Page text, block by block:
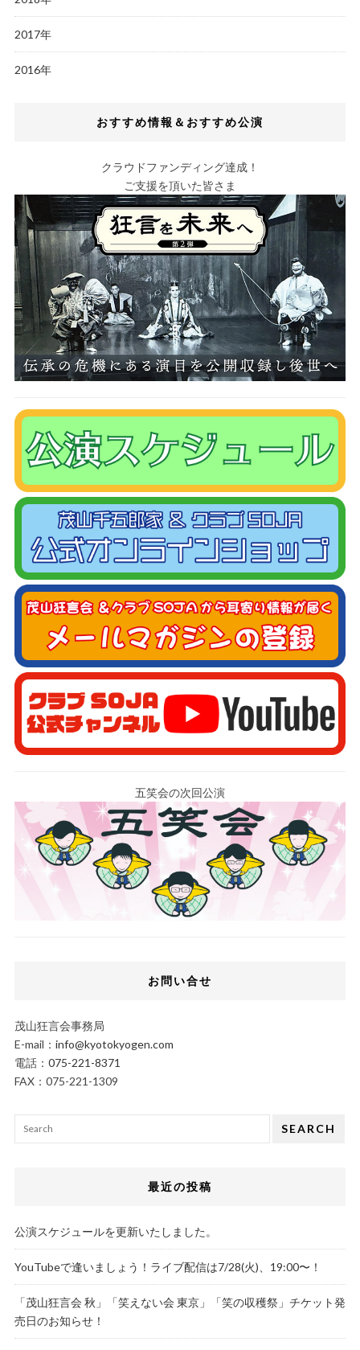
2017年
2016年
おすすめ情報＆おすすめ公演
クラウドファンディング達成！
ご支援を頂いた皆さま
五笑会の次回公演
お問い合せ
茂山狂言会事務局
E-mail： info@kyotokyogen.com
電話： 075-221-8371
FAX：075-221-1309
SEARCH
最近の投稿
公演スケジュールを更新いたしました。
YouTubeで逢いましょう！ライブ配信は7/28(火)、19:00〜！
「茂山狂言会 秋」「笑えない会 東京」「笑の収穫祭」チケット発
売日のお知らせ！